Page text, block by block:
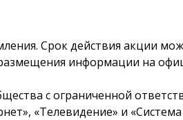
Срок действия акции
информации на
с ограниченной
«Телевидение» и